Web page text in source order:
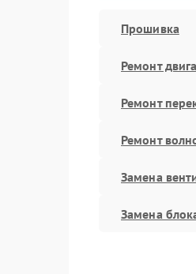
Прошивка
Ремонт
Ремонт
Ремонт
Замена
Замена